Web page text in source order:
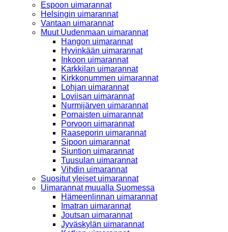
Espoon uimarannat
Helsingin uimarannat
Vantaan uimarannat
Muut Uudenmaan uimarannat
Hangon uimarannat
Hyvinkään uimarannat
Inkoon uimarannat
Karkkilan uimarannat
Kirkkonummen uimarannat
Lohjan uimarannat
Loviisan uimarannat
Nurmijärven uimarannat
Pornaisten uimarannat
Porvoon uimarannat
Raaseporin uimarannat
Sipoon uimarannat
Siuntion uimarannat
Tuusulan uimarannat
Vihdin uimarannat
Suositut yleiset uimarannat
Uimarannat muualla Suomessa
Hämeenlinnan uimarannat
Imatran uimarannat
Joutsan uimarannat
Jyväskylän uimarannat